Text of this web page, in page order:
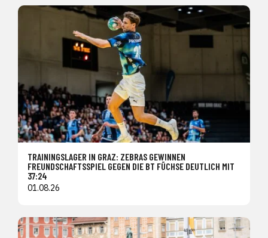
TRAININGSLAGER IN GRAZ: ZEBRAS GEWINNEN
FREUNDSCHAFTSSPIEL GEGEN DIE BT FÜCHSE DEUTLICH MIT
37:24
01.08.26